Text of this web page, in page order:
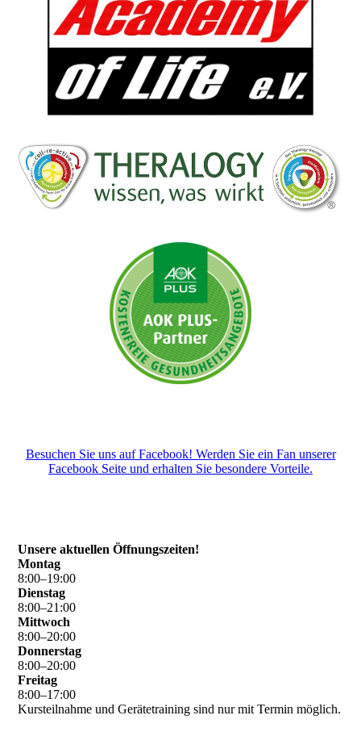
Besuchen Sie uns auf Facebook! Werden Sie ein Fan unserer
Facebook Seite und erhalten Sie besondere Vorteile.
Unsere aktuellen Öffnungszeiten!
Montag
8:00–19:00
Dienstag
8:00–21:00
Mittwoch
8:00–20:00
Donnerstag
8:00–20:00
Freitag
8:00–17:00
Kursteilnahme und Gerätetraining sind nur mit Termin möglich.